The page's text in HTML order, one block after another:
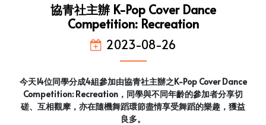
協青社主辦 K-Pop Cover Dance
Competition: Recreation
2023-08-26
今天14位同學分成4組參加由協青社主辦之K-Pop Cover Dance
Competition: Recreation，同學與不同年齡的參加者分享切
磋、互相觀摩，亦在隨機舞蹈環節盡情享受舞蹈的樂趣，獲益
良多。